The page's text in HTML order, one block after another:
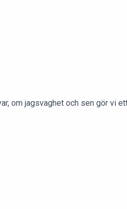
om jagsvaghet och sen gör vi